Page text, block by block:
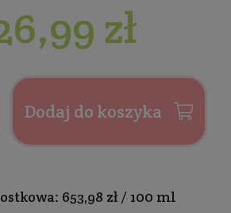
zł
Dodaj do koszyka
653,98 zł / 100 ml